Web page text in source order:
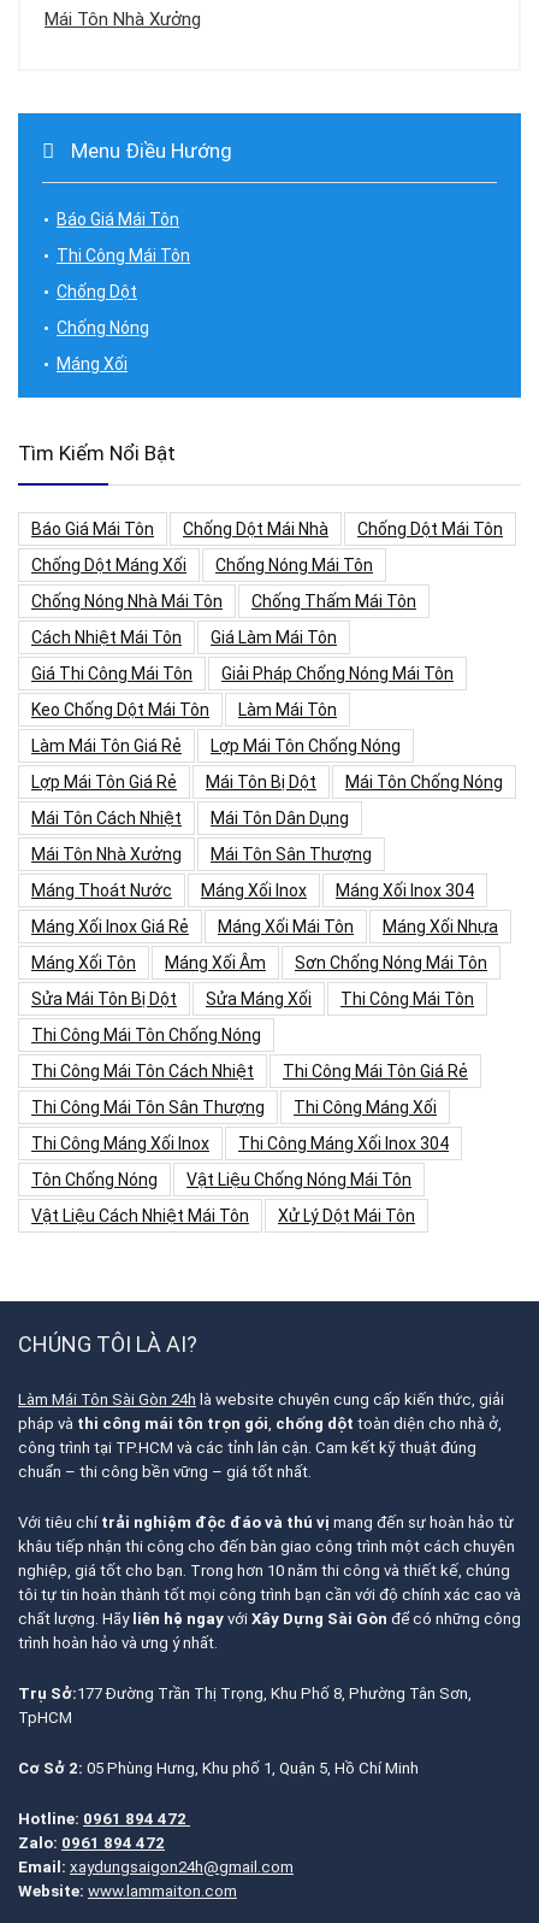
Mái Tôn Nhà Xưởng
Menu Điều Hướng
Báo Giá Mái Tôn
Thi Công Mái Tôn
Chống Dột
Chống Nóng
Máng Xối
Tìm Kiếm Nổi Bật
Báo Giá Mái Tôn Chống Dột Mái Nhà
Chống Dột Mái Tôn
Chống Dột Máng Xối
Chống Nóng Mái Tôn
Chống Nóng Nhà Mái Tôn
Chống Thấm Mái Tôn
Cách Nhiệt Mái Tôn
Giá Làm Mái Tôn
Giá Thi Công Mái Tôn
Giải Pháp Chống Nóng Mái Tôn
Keo Chống Dột Mái Tôn
Làm Mái Tôn
Làm Mái Tôn Giá Rẻ
Lợp Mái Tôn Chống Nóng
Lợp Mái Tôn Giá Rẻ
Mái Tôn Bị Dột
Mái Tôn Chống Nóng
Mái Tôn Cách Nhiệt
Mái Tôn Dân Dụng
Mái Tôn Nhà Xưởng
Mái Tôn Sân Thượng
Máng Thoát Nước
Máng Xối Inox
Máng Xối Inox 304
Máng Xối Inox Giá Rẻ
Máng Xối Mái Tôn
Máng Xối Nhựa
Máng Xối Tôn
Máng Xối Âm
Sơn Chống Nóng Mái Tôn
Sửa Mái Tôn Bị Dột
Sửa Máng Xối
Thi Công Mái Tôn
Thi Công Mái Tôn Chống Nóng
Thi Công Mái Tôn Cách Nhiệt
Thi Công Mái Tôn Giá Rẻ
Thi Công Mái Tôn Sân Thượng
Thi Công Máng Xối
Thi Công Máng Xối Inox
Thi Công Máng Xối Inox 304
Tôn Chống Nóng
Vật Liệu Chống Nóng Mái Tôn
Vật Liệu Cách Nhiệt Mái Tôn
Xử Lý Dột Mái Tôn
CHÚNG TÔI LÀ AI?
Làm Mái Tôn Sài Gòn 24h là website chuyên cung cấp kiến thức, giải
pháp và thi công mái tôn trọn gói, chống dột toàn diện cho nhà ở,
công trình tại TP.HCM và các tỉnh lân cận. Cam kết kỹ thuật đúng
chuẩn – thi công bền vững – giá tốt nhất.
Với tiêu chí trải nghiệm độc đáo và thú vị mang đến sự hoàn hảo từ
khâu tiếp nhận thi công cho đến bàn giao công trình một cách chuyên
nghiệp, giá tốt cho bạn. Trong hơn 10 năm thi công và thiết kế, chúng
tôi tự tin hoàn thành tốt mọi công trình bạn cần với độ chính xác cao và
chất lượng. Hãy liên hệ ngay với Xây Dựng Sài Gòn để có những công
trình hoàn hảo và ưng ý nhất.
Trụ Sở:177 Đường Trần Thị Trọng, Khu Phố 8, Phường Tân Sơn,
TpHCM
Cơ Sở 2: 05 Phùng Hưng, Khu phố 1, Quận 5, Hồ Chí Minh
Hotline: 0961 894 472
Zalo: 0961 894 472
Email: xaydungsaigon24h@gmail.com
Website: www.lammaiton.com